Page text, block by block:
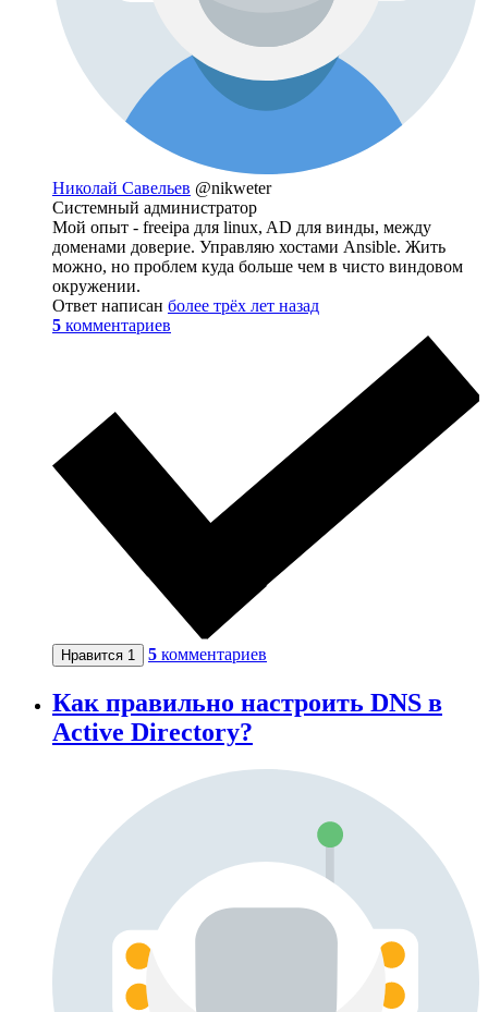
Николай Савельев @nikweter
Системный администратор
Мой опыт - freeipa для linux, AD для винды, между
доменами доверие. Управляю хостами Ansible. Жить
можно, но проблем куда больше чем в чисто виндовом
окружении.
Ответ написан более трёх лет назад
5 комментариев
Нравится 1 5 комментариев
Как правильно настроить DNS в
Active Directory?